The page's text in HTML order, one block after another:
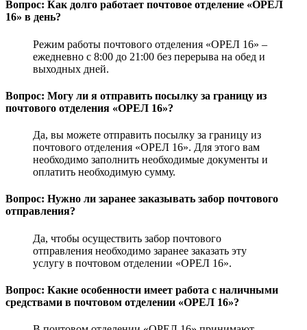
Вопрос: Как долго работает почтовое отделение «ОРЕЛ
16» в день?
Режим работы почтового отделения «ОРЕЛ 16» –
ежедневно с 8:00 до 21:00 без перерыва на обед и
выходных дней.
Вопрос: Могу ли я отправить посылку за границу из
почтового отделения «ОРЕЛ 16»?
Да, вы можете отправить посылку за границу из
почтового отделения «ОРЕЛ 16». Для этого вам
необходимо заполнить необходимые документы и
оплатить необходимую сумму.
Вопрос: Нужно ли заранее заказывать забор почтового
отправления?
Да, чтобы осуществить забор почтового
отправления необходимо заранее заказать эту
услугу в почтовом отделении «ОРЕЛ 16».
Вопрос: Какие особенности имеет работа с наличными
средствами в почтовом отделении «ОРЕЛ 16»?